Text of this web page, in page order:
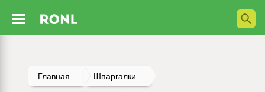
Главная Шпаргалки